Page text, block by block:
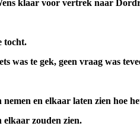
klaar voor vertrek naar
tocht.
was te gek, geen vraag was
en elkaar laten zien hoe
zouden zien.